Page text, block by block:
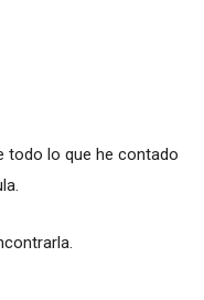
todo lo que he contado